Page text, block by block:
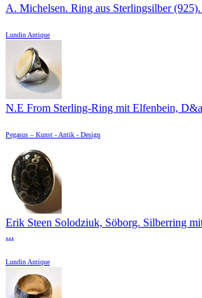
A. Michelsen. Ring aus Sterlingsilber
Lundin Antique
N.E From Sterling-Ring mit Elfenbein,
Pegasus – Kunst - Antik - Design
Erik Steen Solodziuk, Söborg. Silberring
...
Lundin Antique